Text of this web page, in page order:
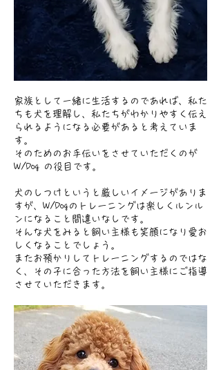
家族として一緒に生活するのであれば、私た
ちも犬を理解し、私たちがわかりやすく伝え
られるようになる必要があると考えていま
す。
そのためのお手伝いをさせていただくのが
W/Dog の役目です。
犬のしつけというと厳しいイメージがありま
すが、W/Dogのトレーニングは楽しくルンル
ンになること間違いなしです。
そんな犬をみると飼い主様も笑顔になり愛お
しくなることでしょう。
またお預かりしてトレーニングするのではな
く、その子に合った方法を飼い主様にご指導
させていただきます。